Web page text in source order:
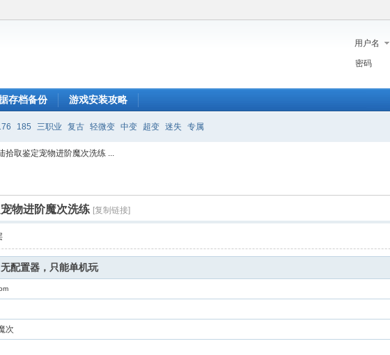
用户名
密码
存档备份 游戏安装攻略
185 三职业 复古 轻微变 中变 超变 迷失 专属
拾取鉴定宠物进阶魔次洗练 ...
物进阶魔次洗练 [复制链接]
配置器，只能单机玩
次